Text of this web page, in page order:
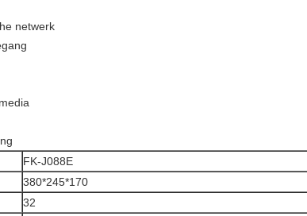
netwerk
FK-J088E
380*245*170
32